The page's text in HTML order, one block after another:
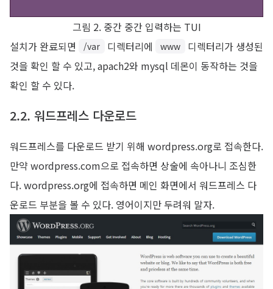
그림 2. 중간 중간 입력하는 TUI
설치가 완료되면
/var 디렉터리에 www
디렉터리가 생성된
것을 확인 할 수 있고, apach2와 mysql 데몬이 동작하는 것을
확인 할 수 있다.
2.2. 워드프레스 다운로드
워드프레스를 다운로드 받기 위해 wordpress.org로 접속한다.
만약 wordpress.com으로 접속하면 상술에 속아나니 조심한
다. wordpress.org에 접속하면 메인 화면에서 워드프레스 다
운로드 부분을 볼 수 있다. 영어이지만 두려워 말자.